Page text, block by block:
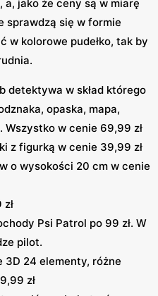
jako że ceny są w miarę
sprawdzą się w formie
w kolorowe pudełko, tak by
detektywa w skład którego
opaska, mapa,
w cenie 69,99 zł
z figurką w cenie 39,99 zł
o wysokości 20 cm w cenie
Psi Patrol po 99 zł. W
pilot.
3D 24 elementy, różne
zł